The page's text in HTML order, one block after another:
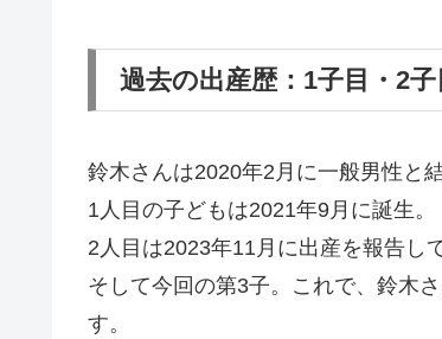
過去の出産歴：1子目・2
鈴木さんは2020年2月に一般男性と結
1人目の子どもは2021年9月に誕生。
2人目は2023年11月に出産を報告し
そして今回の第3子。これで、鈴木
す。